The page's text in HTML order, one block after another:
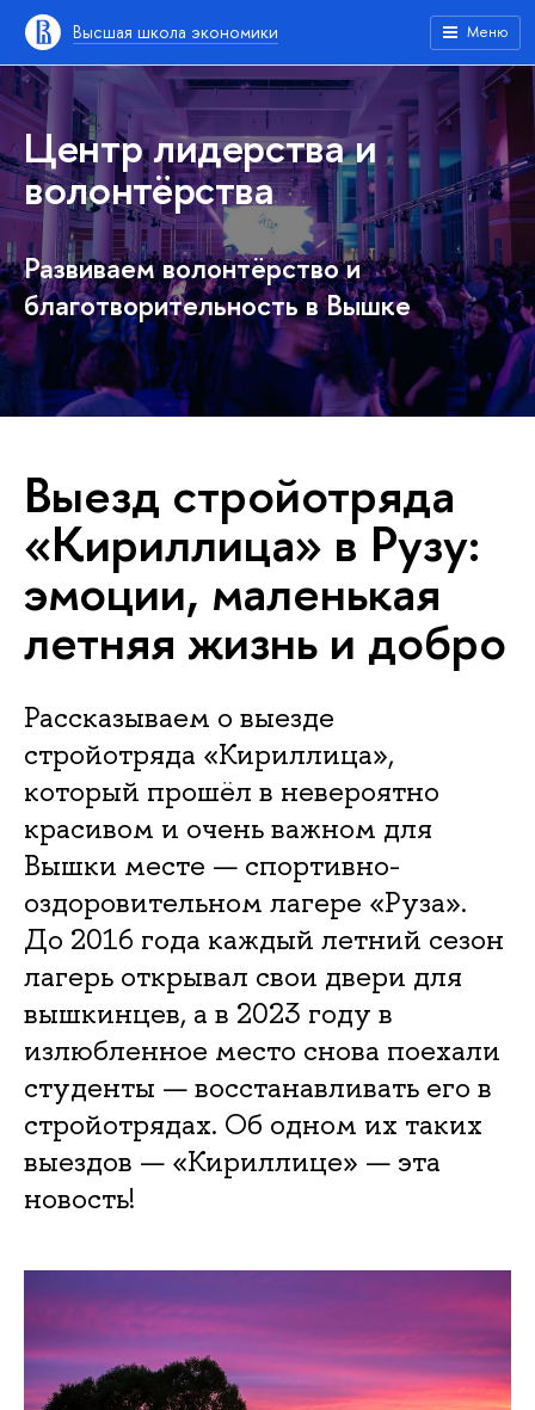
Высшая школа экономики Меню
Центр лидерства и
волонтёрства
Развиваем волонтёрство и
благотворительность в Вышке
Выезд стройотряда
«Кириллица» в Рузу:
эмоции, маленькая
летняя жизнь и добро
Рассказываем о выезде
стройотряда «Кириллица»,
который прошёл в невероятно
красивом и очень важном для
Вышки месте — спортивно-
оздоровительном лагере «Руза».
До 2016 года каждый летний сезон
лагерь открывал свои двери для
вышкинцев, а в 2023 году в
излюбленное место снова поехали
студенты — восстанавливать его в
стройотрядах. Об одном их таких
выездов — «Кириллице» — эта
новость!